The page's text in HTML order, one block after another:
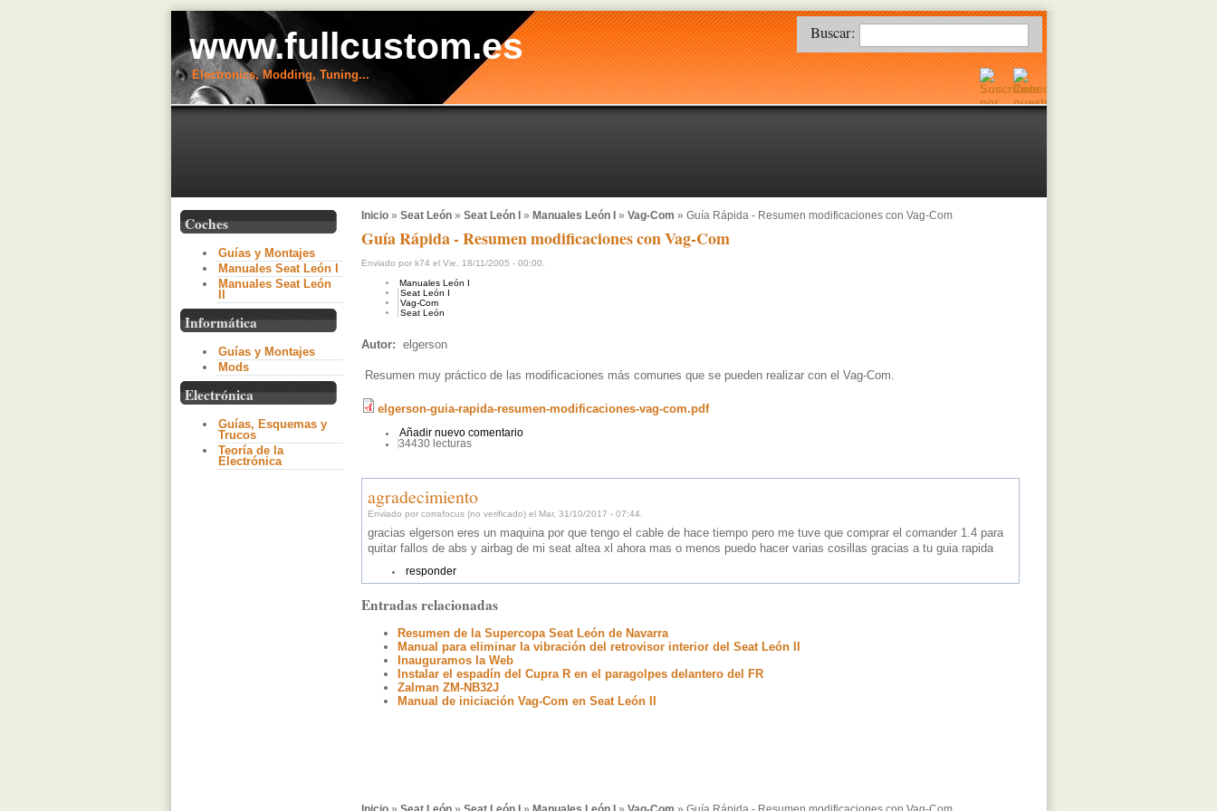
www.fullcustom.es
Electronics, Modding, Tuning...
Buscar:
Coches
Guías y Montajes
Manuales Seat León I
Manuales Seat León
Informática
Guías y Montajes
Mods
Electrónica
Guías, Esquemas y
Trucos
Teoría de la
Electrónica
Inicio» Seat León» Seat León I » Manuales León I » Vag-Com » Guía Rápida - Resumen modificaciones con Vag-Com
Guía Rápida - Resumen modificaciones con Vag-Com
Enviado por k74 el Vie, 18/11/2005 - 00:00.
Manuales León I
Seat León I
Vag-Com
Seat León
Autor: elgerson
Resumen muy práctico de las modificaciones más comunes que se pueden realizar con el Vag-Com.
elgerson-guia-rapida-resumen-modificaciones-vag-com.pdf
Añadir nuevo comentario
34430 lecturas
agradecimiento
Enviado por corrafocus (no verificado) el Mar, 31/10/2017 - 07:44.
gracias elgerson eres un maquina por que tengo el cable de hace tiempo pero me tuve que comprar el comander 1.4 para
quitar fallos de abs y airbag de mi seat altea xl ahora mas o menos puedo hacer varias cosillas gracias a tu guia rapida
responder
Entradas relacionadas
Resumen de la Supercopa Seat León de Navarra
Manual para eliminar la vibración del retrovisor interior del Seat León II
Inauguramos la Web
Instalar el espadín del Cupra R en el paragolpes delantero del FR
Zalman ZM-NB32J
Manual de iniciación Vag-Com en Seat León II